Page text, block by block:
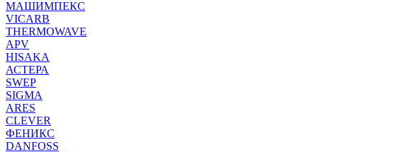
МАШИМПЕКС
VICARB
THERMOWAVE
APV
HISAKA
АСТЕРА
SWEP
SIGMA
ARES
CLEVER
ФЕНИКС
DANFOSS